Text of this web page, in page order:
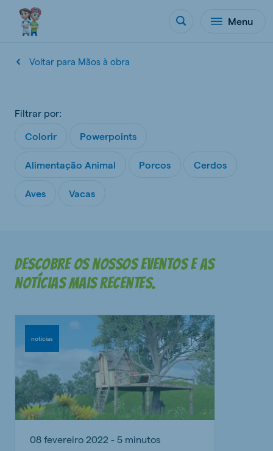
Menu
Voltar para Mãos à obra
Filtrar por:
Colorir
Powerpoints
Alimentação Animal Porcos Cerdos
Aves Vacas
Descobre os nossos eventos e as
notícias mais recentes.
noticias
08 fevereiro 2022 - 5 minutos